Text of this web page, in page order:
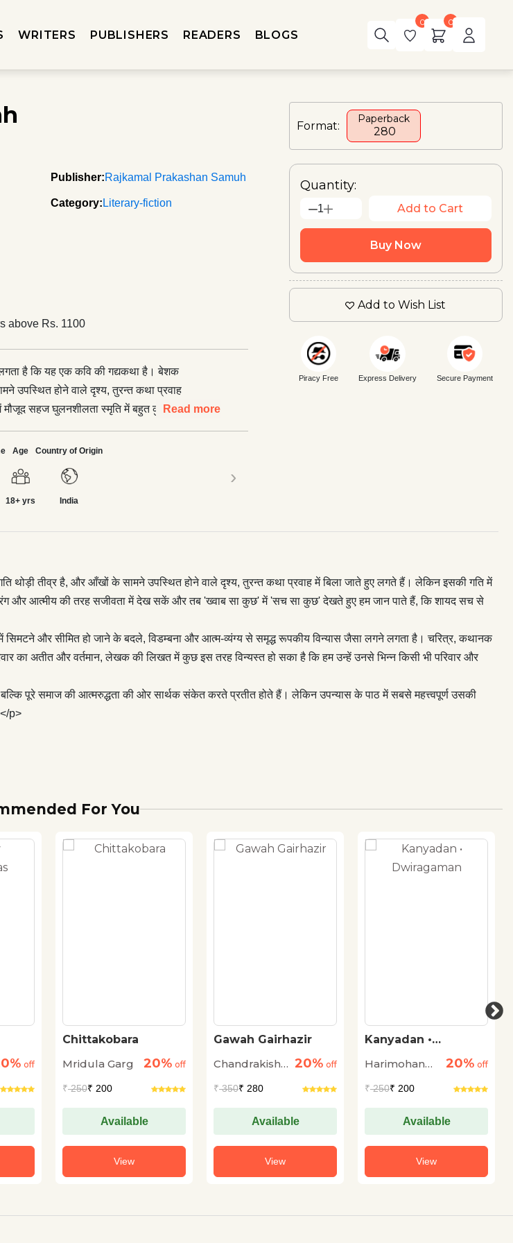
WRITERS PUBLISHERS READERS BLOGS
0 0
Publisher:Rajkamal Prakashan Samuh
Category: Literary-fiction
above Rs. 1100
है कि यह एक कवि की गद्यकथा है। बेशक
उपस्थित होने वाले दृश्य, तुरन्त कथा प्रवाह
मौजूद सहज घुलनशीलता स्मृति में बहुत कुछ
सा कुछ' देखते हुए हम जान पाते हैं, कि
p> <p>गाँव और कस्बे के यथार्थ जीवन
ब्यौरों के चित्रण में सिमटने और सीमित हो
रूपकीय विन्यास जैसा लगने लगता है।
भारतीय समाज के जो रूप उभरते हैं, वे भी
की आत्मरुद्धता की ओर सार्थक संकेत करते
किस्सागोई से सम्पन्न है।&nbsp;</p> <p>
Read more
Age
18+ yrs
Country of Origin
India
›
Format:
Paperback
₹ 280
Quantity:
1 Add to Cart
Buy Now
Add to Wish List
Piracy Free Express Delivery Secure Payment
तीव्र है, और आँखों के सामने उपस्थित होने वाले दृश्य, तुरन्त कथा प्रवाह में बिला जाते हुए लगते हैं। लेकिन इसकी गति में
और आत्मीय की तरह सजीवता में देख सकें और तब 'ख्वाब सा कुछ' में 'सच सा कुछ' देखते हुए हम जान पाते हैं, कि शायद सच से
और सीमित हो जाने के बदले, विडम्बना और आत्म-व्यंग्य से समृद्ध रूपकीय विन्यास जैसा लगने लगता है। चरित्र, कथानक
का अतीत और वर्तमान, लेखक की लिखत में कुछ इस तरह विन्यस्त हो सका है कि हम उन्हें उनसे भिन्न किसी भी परिवार और
पूरे समाज की आत्मरुद्धता की ओर सार्थक संकेत करते प्रतीत होते हैं। लेकिन उपन्यास के पाठ में सबसे महत्त्वपूर्ण उसकी
p>
For You
off
Chittakobara
Mridula Garg
20% off
₹250₹ 200
Available
View
Gawah Gairhazir
Chandrakishore20% off
₹350₹ 280
Available
View
Kanyadan •
Harimohan
20% off
₹250₹ 200
Available
View